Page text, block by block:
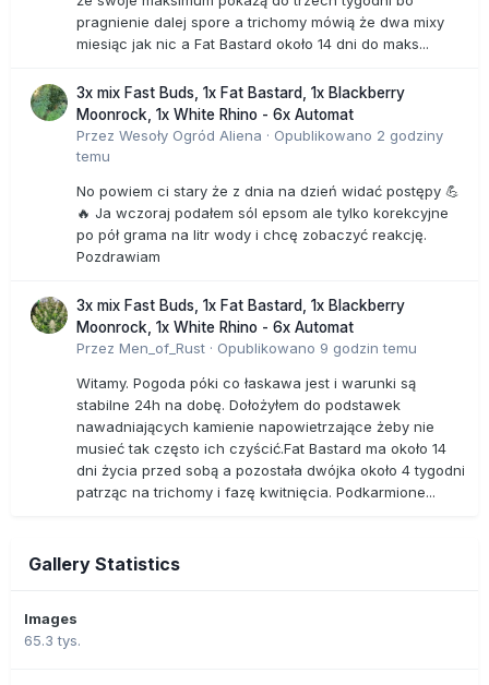
pragnienie dalej spore a trichomy mówią że dwa mixy
miesiąc jak nic a Fat Bastard około 14 dni do maks...
3x mix Fast Buds, 1x Fat Bastard, 1x Blackberry
Moonrock, 1x White Rhino - 6x Automat
Przez Wesoły Ogród Aliena · Opublikowano 2 godziny
temu
No powiem ci stary że z dnia na dzień widać postępy 💪
🔥 Ja wczoraj podałem sól epsom ale tylko korekcyjne
po pół grama na litr wody i chcę zobaczyć reakcję.
Pozdrawiam
3x mix Fast Buds, 1x Fat Bastard, 1x Blackberry
Moonrock, 1x White Rhino - 6x Automat
Przez Men_of_Rust · Opublikowano 9 godzin temu
Witamy. Pogoda póki co łaskawa jest i warunki są
stabilne 24h na dobę. Dołożyłem do podstawek
nawadniających kamienie napowietrzające żeby nie
musieć tak często ich czyścić.Fat Bastard ma około 14
dni życia przed sobą a pozostała dwójka około 4 tygodni
patrząc na trichomy i fazę kwitnięcia. Podkarmione...
Gallery Statistics
Images
65.3 tys.